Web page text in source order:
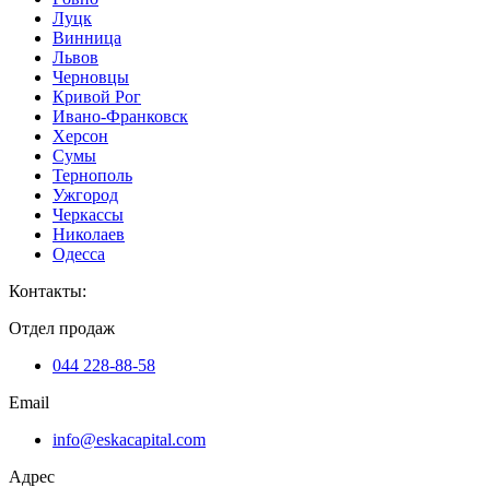
Луцк
Винница
Львов
Черновцы
Кривой Рог
Ивано-Франковск
Херсон
Сумы
Тернополь
Ужгород
Черкассы
Николаев
Одесса
Контакты:
Отдел продаж
044 228-88-58
Email
info@eskacapital.com
Адрес